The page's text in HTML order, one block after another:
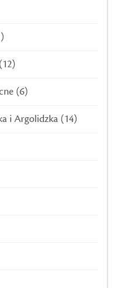
(12)
(6)
i Argolidzka (14)